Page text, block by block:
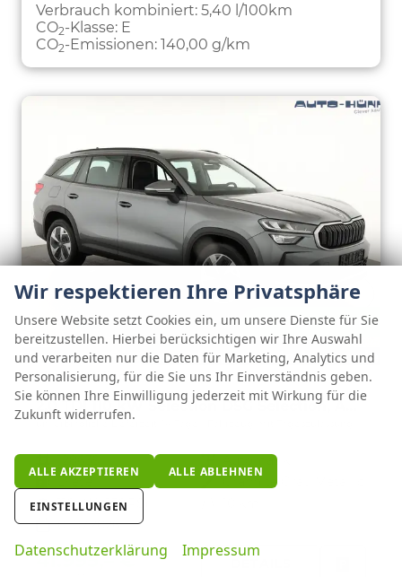
Verbrauch kombiniert: 5,40 l/100km
CO2-Klasse: E
CO2-Emissionen: 140,00 g/km
ab 428,– € mtl.
Skoda Kodiaq
Automatik
Graphite Grau Metallic
Leistung 110 kW (150 PS)
01.07.2026
41.995,– €
Wir respektieren Ihre Privatsphäre
Unsere Website setzt Cookies ein, um unsere Dienste für Sie
bereitzustellen. Hierbei berücksichtigen wir Ihre Auswahl
und verarbeiten nur die Daten für Marketing, Analytics und
Personalisierung, für die Sie uns Ihr Einverständnis geben.
Sie können Ihre Einwilligung jederzeit mit Wirkung für die
Zukunft widerrufen.
ALLE AKZEPTIEREN ALLE ABLEHNEN
EINSTELLUNGEN
Datenschutzerklärung Impressum